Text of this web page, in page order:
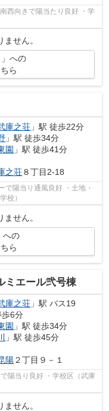
西向きで陽当たり良好 ・学
せん。
」への
ら
庫之荘 」駅 徒歩22分
」駅 徒歩34分
園 」駅 徒歩41分
之荘８丁目2-18
で陽当り通風良好 ・土地・
校）
せん。
への
ら
ミエール弐号棟
庫之荘 」駅 バス19
歩6分
園 」駅 徒歩34分
」駅 徒歩45分
陽２丁目９－１
陽当り良好 ・学校区（武庫
せん。